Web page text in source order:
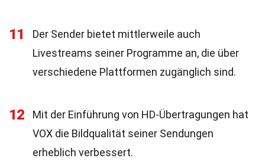
11
Der Sender bietet mittlerweile auch
Livestreams seiner Programme an, die über
verschiedene Plattformen zugänglich sind.
12
Mit der Einführung von HD-Übertragungen hat
VOX die Bildqualität seiner Sendungen
erheblich verbessert.